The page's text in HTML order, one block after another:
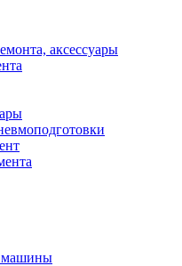
аксессуары
машины